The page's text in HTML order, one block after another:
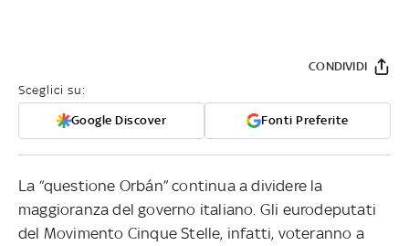
Sceglici su:
Google Discover Fonti Preferite
CONDIVIDI
La “questione Orbán” continua a dividere la
maggioranza del governo italiano. Gli eurodeputati
del Movimento Cinque Stelle, infatti, voteranno a